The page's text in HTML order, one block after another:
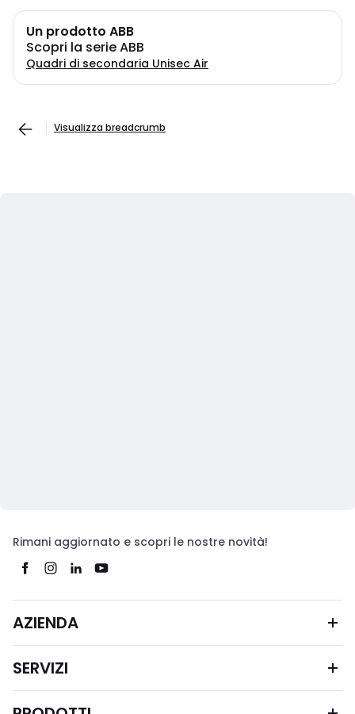
Un prodotto ABB
Scopri la serie ABB
Quadri di secondaria Unisec Air
Visualizza breadcrumb
Rimani aggiornato e scopri le nostre novità!
AZIENDA
SERVIZI